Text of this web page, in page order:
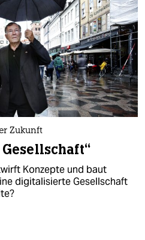
Zukunft
Konzepte und baut
digitalisierte Gesellschaft